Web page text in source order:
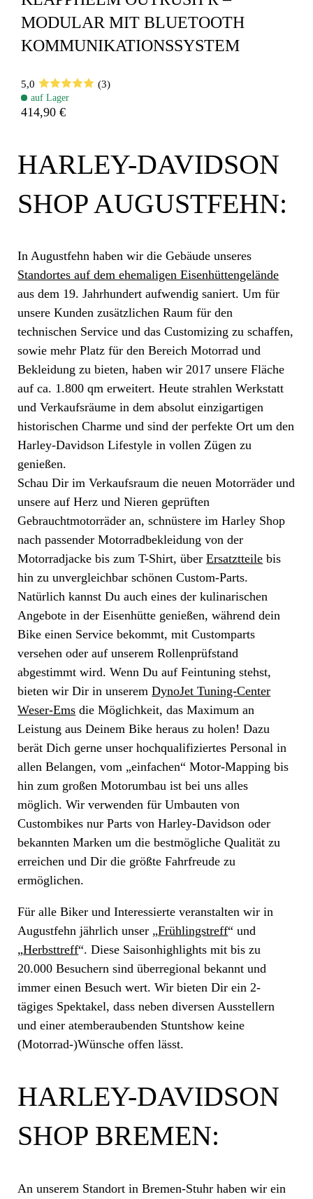
MODULAR MIT BLUETOOTH
KOMMUNIKATIONSSYSTEM
5,0
(3)
auf Lager
414,90 €
HARLEY-DAVIDSON
SHOP AUGUSTFEHN:
In Augustfehn haben wir die Gebäude unseres
Standortes auf dem ehemaligen Eisenhüttengelände
aus dem 19. Jahrhundert aufwendig saniert. Um für
unsere Kunden zusätzlichen Raum für den
technischen Service und das Customizing zu schaffen,
sowie mehr Platz für den Bereich Motorrad und
Bekleidung zu bieten, haben wir 2017 unsere Fläche
auf ca. 1.800 qm erweitert. Heute strahlen Werkstatt
und Verkaufsräume in dem absolut einzigartigen
historischen Charme und sind der perfekte Ort um den
Harley-Davidson Lifestyle in vollen Zügen zu
genießen.
Schau Dir im Verkaufsraum die neuen Motorräder und
unsere auf Herz und Nieren geprüften
Gebrauchtmotorräder an, schnüstere im Harley Shop
nach passender Motorradbekleidung von der
Motorradjacke bis zum T-Shirt, überErsatztteile bis
hin zu unvergleichbar schönen Custom-Parts.
Natürlich kannst Du auch eines der kulinarischen
Angebote in der Eisenhütte genießen, während dein
Bike einen Service bekommt, mit Customparts
versehen oder auf unserem Rollenprüfstand
abgestimmt wird. Wenn Du auf Feintuning stehst,
bieten wir Dir in unseremDynoJet Tuning-Center
Weser-Ems die Möglichkeit, das Maximum an
Leistung aus Deinem Bike heraus zu holen! Dazu
berät Dich gerne unser hochqualifiziertes Personal in
allen Belangen, vom „einfachen“ Motor-Mapping bis
hin zum großen Motorumbau ist bei uns alles
möglich. Wir verwenden für Umbauten von
Custombikes nur Parts von Harley-Davidson oder
bekannten Marken um die bestmögliche Qualität zu
erreichen und Dir die größte Fahrfreude zu
ermöglichen.
Für alle Biker und Interessierte veranstalten wir in
Augustfehn jährlich unser „Frühlingstreff“ und
„Herbsttreff“. Diese Saisonhighlights mit bis zu
20.000 Besuchern sind überregional bekannt und
immer einen Besuch wert. Wir bieten Dir ein 2-
tägiges Spektakel, dass neben diversen Ausstellern
und einer atemberaubenden Stuntshow keine
(Motorrad-)Wünsche offen lässt.
HARLEY-DAVIDSON
SHOP BREMEN:
An unserem Standort in Bremen-Stuhr haben wir ein